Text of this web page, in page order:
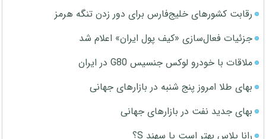
رقابت کشورهای خلیج‌فارس برای دور زدن تنگه هرمز
جزئیات فعال‌سازی «کیف پول ایران» اعلام شد
ملاقات با خودرو لوکس جنسیس G80 در ایران
بهای طلا امروز پنج شنبه در بازارهای جهانی
بهای جدید نفت در بازارهای جهانی
رانا پلاس بهتر است یا سهند S؟